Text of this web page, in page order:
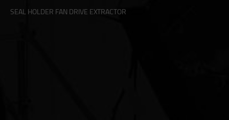
SEAL HOLDER FAN DRIVE EXTRACTOR